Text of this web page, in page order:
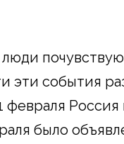
эти события
Россия
было